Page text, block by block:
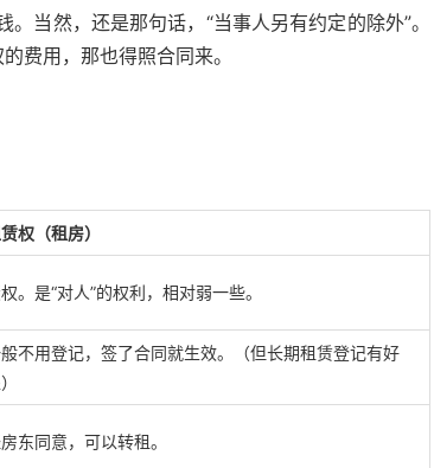
当然，还是那句话，“当事人另有约定的除外”。
费用，那也得照合同来。
权（租房）
。是“对人”的权利，相对弱一些。
不用登记，签了合同就生效。（但长期租赁登记有好
东同意，可以转租。